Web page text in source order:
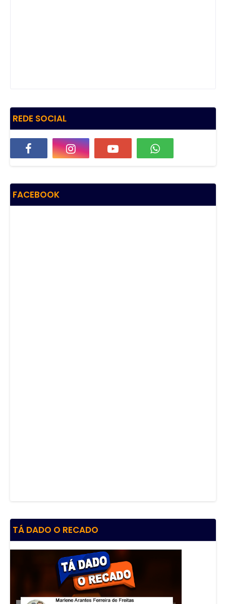
REDE SOCIAL
FACEBOOK
TÁ DADO O RECADO